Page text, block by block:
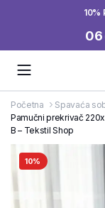
10%
06
Početna Spavaća
Pamučni prekrivač
B – Tekstil Shop
10%